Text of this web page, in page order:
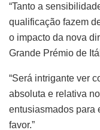
“Tanto a
qualificação fazem
o impacto da nova
Grande Prémio de
“Será intrigante ver
absoluta e relativa
entusiasmados para
favor.”